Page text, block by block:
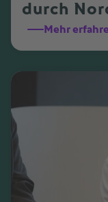
durch
Mehr